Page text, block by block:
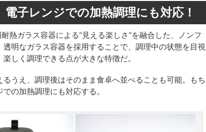
子レンジでの加熱調理にも対応！
熱ガラス容器による“見える楽しさ”を融合した、ノンフ
明なガラス容器を採用することで、調理中の状態を目視
しく調理できる点が大きな特徴だ。
うえ、調理後はそのまま食卓へ並べることも可能。もち
の加熱調理にも対応する。